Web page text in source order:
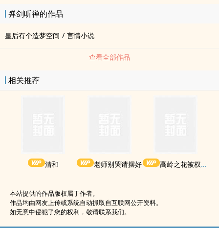
弹剑听禅的作品
皇后有个造梦空间 / 言情小说
查看全部作品
相关推荐
清和 老师别哭请摆好 高岭之花被权贵轮了后
本站提供的作品版权属于作者。
作品均由网友上传或系统自动抓取自互联网公开资料。
如无意中侵犯了您的权利，敬请联系我们。